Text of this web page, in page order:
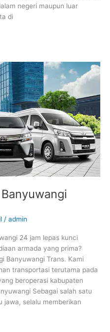
negeri maupun luar
di
/ admin
24 jam lepas kunci
armada yang prima?
Banyuwangi Trans. Kami
transportasi terutama pada
beroperasi kabupaten
Sebagai salah satu
jawa, selalu memberikan